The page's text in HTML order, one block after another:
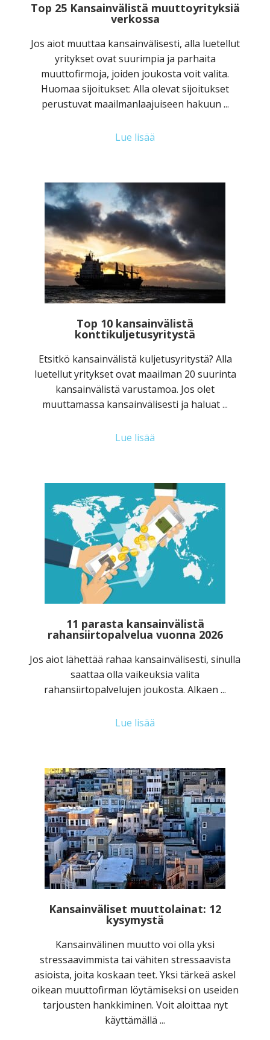
Top 25 Kansainvälistä muuttoyrityksiä
verkossa
Jos aiot muuttaa kansainvälisesti, alla luetellut
yritykset ovat suurimpia ja parhaita
muuttofirmoja, joiden joukosta voit valita.
Huomaa sijoitukset: Alla olevat sijoitukset
perustuvat maailmanlaajuiseen hakuun ...
Lue lisää
Top 10 kansainvälistä
konttikuljetusyritystä
Etsitkö kansainvälistä kuljetusyritystä? Alla
luetellut yritykset ovat maailman 20 suurinta
kansainvälistä varustamoa. Jos olet
muuttamassa kansainvälisesti ja haluat ...
Lue lisää
11 parasta kansainvälistä
rahansiirtopalvelua vuonna 2026
Jos aiot lähettää rahaa kansainvälisesti, sinulla
saattaa olla vaikeuksia valita
rahansiirtopalvelujen joukosta. Alkaen ...
Lue lisää
Kansainväliset muuttolainat: 12
kysymystä
Kansainvälinen muutto voi olla yksi
stressaavimmista tai vähiten stressaavista
asioista, joita koskaan teet. Yksi tärkeä askel
oikean muuttofirman löytämiseksi on useiden
tarjousten hankkiminen. Voit aloittaa nyt
käyttämällä ...